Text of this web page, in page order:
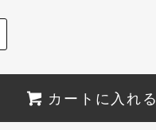
カートに入れる